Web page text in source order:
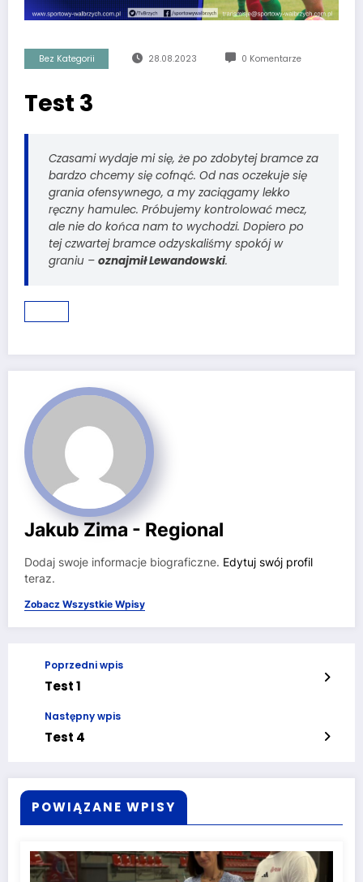
Bez Kategorii 28.08.2023 0 Komentarze
Test 3
Czasami wydaje mi się, że po zdobytej bramce za
bardzo chcemy się cofnąć. Od nas oczekuje się
grania ofensywnego, a my zaciągamy lekko
ręczny hamulec. Próbujemy kontrolować mecz,
ale nie do końca nam to wychodzi. Dopiero po
tej czwartej bramce odzyskaliśmy spokój w
graniu – oznajmił Lewandowski.
Jakub Zima - Regional
Dodaj swoje informacje biograficzne. Edytuj swój profil
teraz.
Zobacz Wszystkie Wpisy
Poprzedni wpis
Test 1
Następny wpis
Test 4
POWIĄZANE WPISY